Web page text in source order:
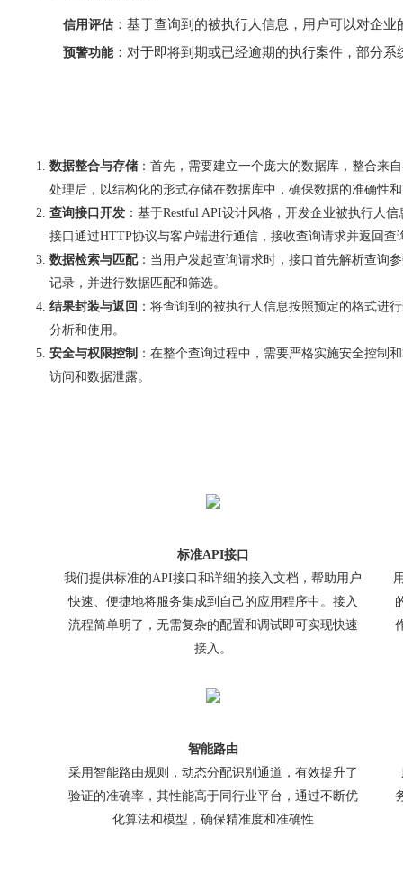
信用评估 ：基于查询到的被执行人信息，用户可以对企
预警功能：对于即将到期或已经逾期的执行案件，部分
数据整合与存储 ：首先，需要建立一个庞大的数据库，整合来
处理后，以结构化的形式存储在数据库中，确保数据的准确性
查询接口开发 ：基于Restful API设计风格，开发企业被执行人
接口通过HTTP协议与客户端进行通信，接收查询请求并返回查
数据检索与匹配：当用户发起查询请求时，接口首先解析查询
记录，并进行数据匹配和筛选。
结果封装与返回 ：将查询到的被执行人信息按照预定的格式进
分析和使用。
安全与权限控制 ：在整个查询过程中，需要严格实施安全控制
访问和数据泄露。
标准API接口
我们提供标准的API接口和详细的接入文档，帮助用户
快速、便捷地将服务集成到自己的应用程序中。接入
流程简单明了，无需复杂的配置和调试即可实现快速
接入。
智能路由
采用智能路由规则，动态分配识别通道，有效提升了
验证的准确率，其性能高于同行业平台，通过不断优
化算法和模型，确保精准度和准确性